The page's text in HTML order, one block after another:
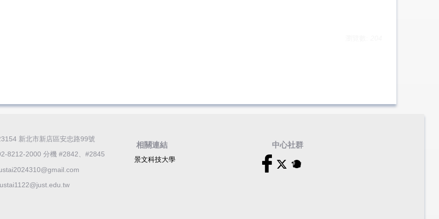
新北市新店區安忠路99號
8212-2000 分機 #2842、 #2845
相關連結
景文科技大學
中心社群